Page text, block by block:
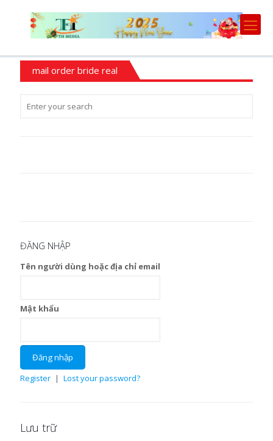
mail order bride real
ĐĂNG NHẬP
Tên người dùng hoặc địa chỉ email
Mật khẩu
Register | Lost your password?
Lưu trữ